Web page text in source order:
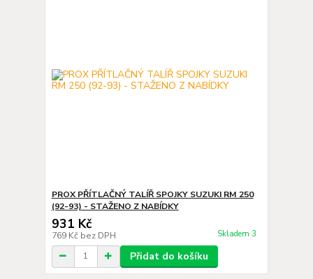
PROX PŘÍTLAČNÝ TALÍŘ SPOJKY SUZUKI RM 250
(92-93) - STAŽENO Z NABÍDKY
931 Kč
769 Kč bez DPH Skladem 3
Přidat do košíku